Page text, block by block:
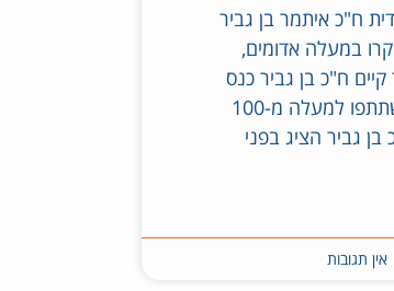
ח"כ איתמר בן גביר
במעלה אדומים,
ח"כ בן גביר כנס
במתנ"ס בו השתתפו למעלה מ-100
גביר הציג בפני
אין תגובות